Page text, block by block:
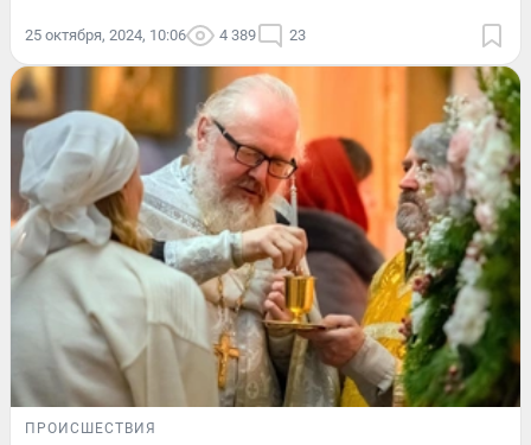
25 октября, 2024, 10:06 4 389 23
ПРОИСШЕСТВИЯ